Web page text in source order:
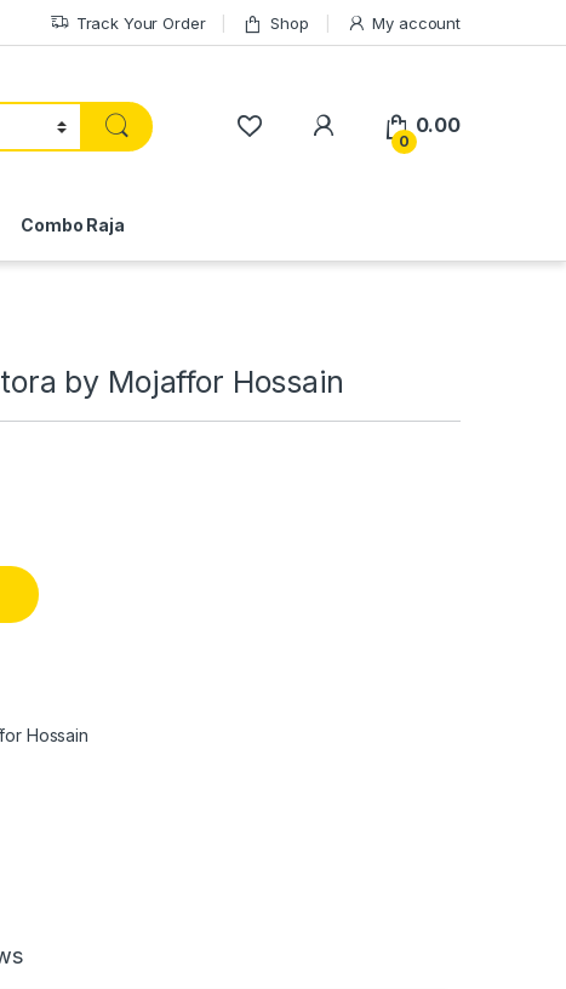
Track Your Order Shop My account
My Account
0
0.00
Combo Raja
by Mojaffor Hossain
quantity
Hossain